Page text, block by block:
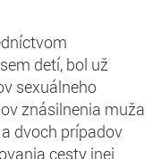
detí, bol už
sexuálneho
znásilnenia muža
dvoch prípadov
cesty inej